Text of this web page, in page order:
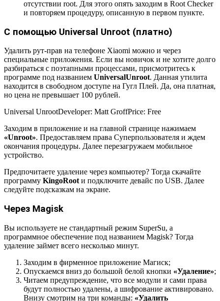
отсутствии root. Для этого опять заходим в Root Checker
и повторяем процедуру, описанную в первом пункте.
С помощью Universal Unroot (платно)
Удалить рут-прав на телефоне Xiaomi можно и через
специальные приложения. Если вы новичок и не хотите долго
разбираться с поэтапными процессами, присмотритесь к
программе под названием UniversalUnroot. Данная утилита
находится в свободном доступе на Гугл Плей. Да, она платная,
но цена не превышает 100 рублей.
Universal UnrootDeveloper: Matt GroffPrice: Free
Заходим в приложение и на главной странице нажимаем
«Unroot». Предоставляем права Суперпользователя и ждем
окончания процедуры. Далее перезагружаем мобильное
устройство.
Предпочитаете удаление через компьютер? Тогда скачайте
программу KingoRoot и подключите девайс по USB. Далее
следуйте подсказкам на экране.
Через Magisk
Вы используете не стандартный режим SuperSu, а
программное обеспечение под названием Magisk? Тогда
удаление займет всего несколько минут.
Заходим в фирменное приложение Магиск;
Опускаемся вниз до большой белой кнопки «Удаление»;
Читаем предупреждение, что все модули и сами права
будут полностью удалены, а шифрование активировано.
Внизу смотрим на три команды: «Удалить